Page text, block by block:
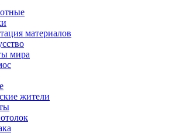
материалов
мира
жители